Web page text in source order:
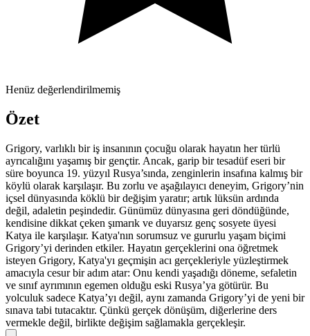
Henüz değerlendirilmemiş
Özet
Grigory, varlıklı bir iş insanının çocuğu olarak hayatın her türlü
ayrıcalığını yaşamış bir gençtir. Ancak, garip bir tesadüf eseri bir
süre boyunca 19. yüzyıl Rusya’sında, zenginlerin insafına kalmış bir
köylü olarak karşılaşır. Bu zorlu ve aşağılayıcı deneyim, Grigory’nin
içsel dünyasında köklü bir değişim yaratır; artık lüksün ardında
değil, adaletin peşindedir. Günümüz dünyasına geri döndüğünde,
kendisine dikkat çeken şımarık ve duyarsız genç sosyete üyesi
Katya ile karşılaşır. Katya'nın sorumsuz ve gururlu yaşam biçimi
Grigory’yi derinden etkiler. Hayatın gerçeklerini ona öğretmek
isteyen Grigory, Katya'yı geçmişin acı gerçekleriyle yüzleştirmek
amacıyla cesur bir adım atar: Onu kendi yaşadığı döneme, sefaletin
ve sınıf ayrımının egemen olduğu eski Rusya’ya götürür. Bu
yolculuk sadece Katya’yı değil, aynı zamanda Grigory’yi de yeni bir
sınava tabi tutacaktır. Çünkü gerçek dönüşüm, diğerlerine ders
vermekle değil, birlikte değişim sağlamakla gerçekleşir.